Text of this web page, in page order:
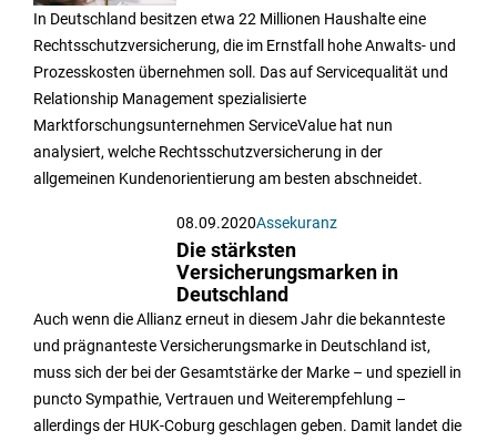
In Deutschland besitzen etwa 22 Millionen Haushalte eine
Rechtsschutzversicherung, die im Ernstfall hohe Anwalts- und
Prozesskosten übernehmen soll. Das auf Servicequalität und
Relationship Management spezialisierte
Marktforschungsunternehmen ServiceValue hat nun
analysiert, welche Rechtsschutzversicherung in der
allgemeinen Kundenorientierung am besten abschneidet.
08.09.2020Assekuranz
Die stärksten
Versicherungsmarken in
Deutschland
Auch wenn die Allianz erneut in diesem Jahr die bekannteste
und prägnanteste Versicherungsmarke in Deutschland ist,
muss sich der bei der Gesamtstärke der Marke – und speziell in
puncto Sympathie, Vertrauen und Weiterempfehlung –
allerdings der HUK-Coburg geschlagen geben. Damit landet die